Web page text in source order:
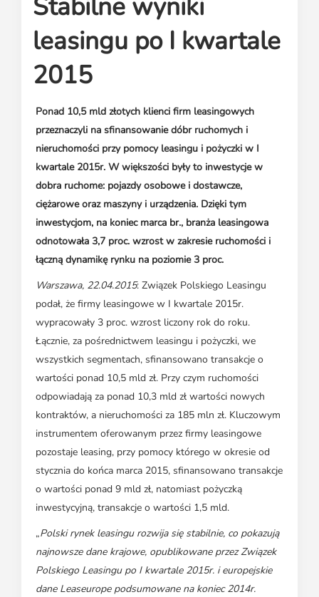
Partnerzy ZPL
Subskrybuj Leaseletter
Materiały do pobrania
Kontakt dla mediów
Klauzule informacyjne
Stabilne wyniki
leasingu po I kwartale
2015
Ponad 10,5 mld złotych klienci firm leasingowych
przeznaczyli na sfinansowanie dóbr ruchomych i
nieruchomości przy pomocy leasingu i pożyczki w I
kwartale 2015r. W większości były to inwestycje w
dobra ruchome: pojazdy osobowe i dostawcze,
ciężarowe oraz maszyny i urządzenia. Dzięki tym
inwestycjom, na koniec marca br., branża leasingowa
odnotowała 3,7 proc. wzrost w zakresie ruchomości i
łączną dynamikę rynku na poziomie 3 proc.
Warszawa, 22.04.2015: Związek Polskiego Leasingu
podał, że firmy leasingowe w I kwartale 2015r.
wypracowały 3 proc. wzrost liczony rok do roku.
Łącznie, za pośrednictwem leasingu i pożyczki, we
wszystkich segmentach, sfinansowano transakcje o
wartości ponad 10,5 mld zł. Przy czym ruchomości
odpowiadają za ponad 10,3 mld zł wartości nowych
kontraktów, a nieruchomości za 185 mln zł. Kluczowym
instrumentem oferowanym przez firmy leasingowe
pozostaje leasing, przy pomocy którego w okresie od
stycznia do końca marca 2015, sfinansowano transakcje
o wartości ponad 9 mld zł, natomiast pożyczką
inwestycyjną, transakcje o wartości 1,5 mld.
„Polski rynek leasingu rozwija się stabilnie, co pokazują
najnowsze dane krajowe, opublikowane przez Związek
Polskiego Leasingu po I kwartale 2015r. i europejskie
dane Leaseurope podsumowane na koniec 2014r.